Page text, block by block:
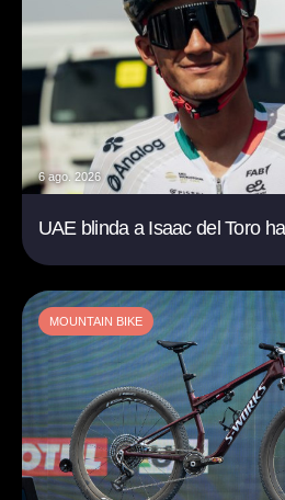
6 ago. 2026
UAE blinda a Isaac del Toro
MOUNTAIN BIKE